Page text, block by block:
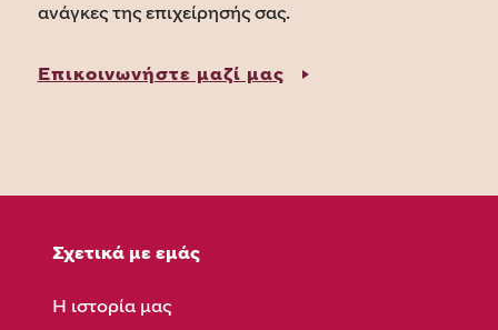
ανάγκες της επιχείρησής σας.
Επικοινωνήστε μαζί μας
Σχετικά με εμάς
Η ιστορία μας